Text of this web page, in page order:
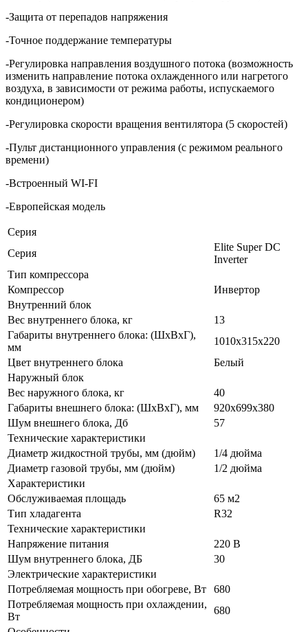
-Защита от перепадов напряжения
-Точное поддержание температуры
-Регулировка направления воздушного потока (возможность
изменить направление потока охлажденного или нагретого
воздуха, в зависимости от режима работы, испускаемого
кондиционером)
-Регулировка скорости вращения вентилятора (5 скоростей)
-Пульт дистанционного управления (с режимом реального
времени)
-Встроенный WI-FI
-Европейская модель
Серия
Серия
Elite Super DC
Inverter
Тип компрессора
Компрессор
Инвертор
Внутренний блок
Вес внутреннего блока, кг
13
Габариты внутреннего блока: (ШхВхГ),
мм
1010х315х220
Цвет внутреннего блока
Белый
Наружный блок
Вес наружного блока, кг
40
Габариты внешнего блока: (ШхВхГ), мм
920х699х380
Шум внешнего блока, Дб
57
Технические характеристики
Диаметр жидкостной трубы, мм (дюйм)
1/4 дюйма
Диаметр газовой трубы, мм (дюйм)
1/2 дюйма
Характеристики
Обслуживаемая площадь
65 м2
Тип хладагента
R32
Технические характеристики
Напряжение питания
220 В
Шум внутреннего блока, ДБ
30
Электрические характеристики
Потребляемая мощность при обогреве, Вт
680
Потребляемая мощность при охлаждении,
Вт
680